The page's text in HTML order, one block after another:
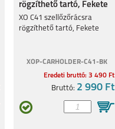
rögzíthető tartó, Fekete
XO C41 szellőzőrácsra
rögzíthető tartó, Fekete
XOP-CARHOLDER-C41-BK
Eredeti bruttó: 3 490 Ft
Bruttó: 2 990 Ft